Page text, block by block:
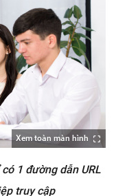
Xem toàn màn hình
1 đường dẫn URL
truy cập